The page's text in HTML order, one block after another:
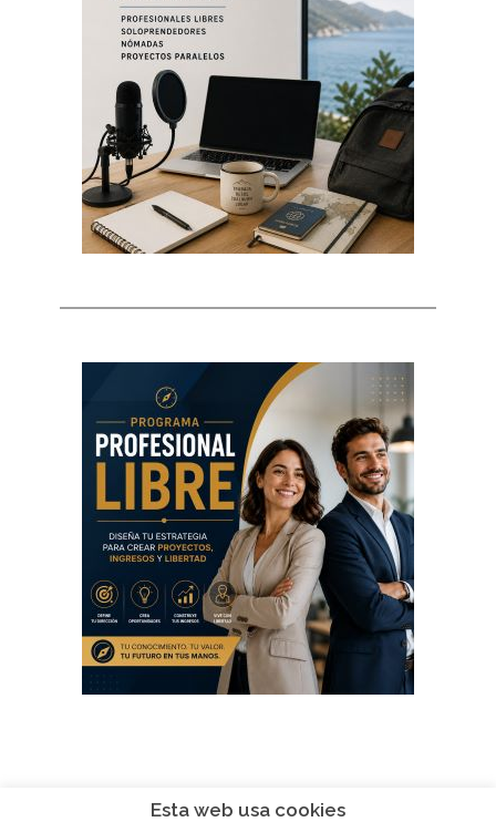
Esta web usa cookies